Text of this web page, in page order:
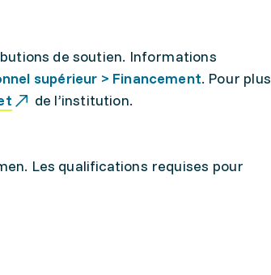
de soutien. Informations
supérieur > Financement. Pour plus
de l’institution.
Les qualifications requises pour